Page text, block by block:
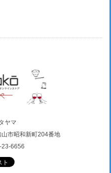
ヤマ
市昭和新町204番地
23-6656